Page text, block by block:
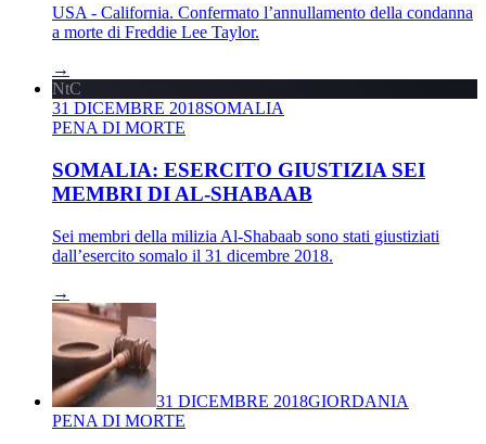
USA - California. Confermato l’annullamento della condanna
a morte di Freddie Lee Taylor.
→
NtC
31 DICEMBRE 2018SOMALIA
PENA DI MORTE
SOMALIA: ESERCITO GIUSTIZIA SEI
MEMBRI DI AL-SHABAAB
Sei membri della milizia Al-Shabaab sono stati giustiziati
dall’esercito somalo il 31 dicembre 2018.
→
31 DICEMBRE 2018GIORDANIA
PENA DI MORTE